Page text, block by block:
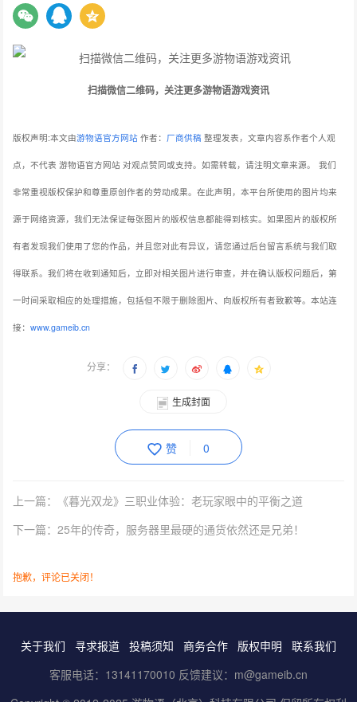
扫描微信二维码，关注更多游物语游戏资讯
版权声明:本文由游物语官方网站 作者： 厂商供稿 整理发表，文章内容系作者个人观
点，不代表 游物语官方网站 对观点赞同或支持。如需转载，请注明文章来源。 我们
非常重视版权保护和尊重原创作者的劳动成果。在此声明，本平台所使用的图片均来
源于网络资源，我们无法保证每张图片的版权信息都能得到核实。如果图片的版权所
有者发现我们使用了您的作品，并且您对此有异议，请您通过后台留言系统与我们取
得联系。我们将在收到通知后，立即对相关图片进行审查，并在确认版权问题后，第
一时间采取相应的处理措施，包括但不限于删除图片、向版权所有者致歉等。本站连
接：www.gameib.cn
分享：
生成封面
赞 0
上一篇：《暮光双龙》三职业体验：老玩家眼中的平衡之道
下一篇：25年的传奇，服务器里最硬的通货依然还是兄弟！
抱歉，评论已关闭！
关于我们 寻求报道 投稿须知 商务合作 版权申明
联系我们
客服电话：13141170010 反馈建议：m@gameib.cn